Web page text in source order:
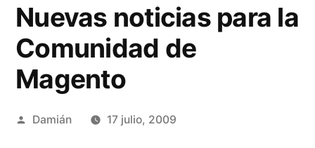
Nuevas noticias para la
Comunidad de
Magento
Publicado
Damián 17 julio, 2009